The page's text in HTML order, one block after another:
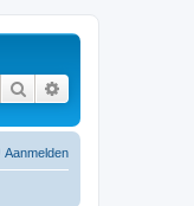
Zoek
Aanmelden